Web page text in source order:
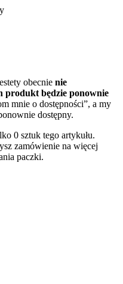
obecnie nie
produkt będzie ponownie
mnie o dostępności”, a my
dostępny.
0 sztuk tego artykułu.
zamówienie na więcej
paczki.